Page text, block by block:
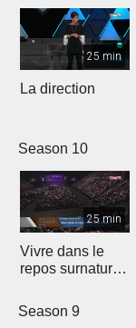
25 min
La direction
Season 10
25 min
Vivre dans le
repos surnaturel
Season 9